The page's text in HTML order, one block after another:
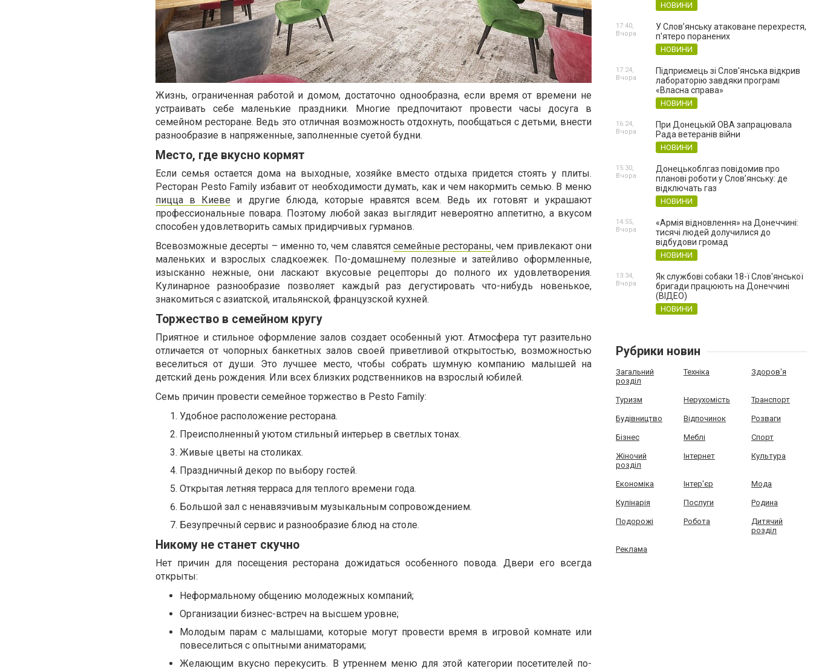
Жизнь, ограниченная работой и домом, достаточно однообразна, если время от времени не
устраивать себе маленькие праздники. Многие предпочитают провести часы досуга в
семейном ресторане. Ведь это отличная возможность отдохнуть, пообщаться с детьми, внести
разнообразие в напряженные, заполненные суетой будни.
Место, где вкусно кормят
Если семья остается дома на выходные, хозяйке вместо отдыха придется стоять у плиты.
Ресторан Pesto Family избавит от необходимости думать, как и чем накормить семью. В меню
пицца в Киеве и другие блюда, которые нравятся всем. Ведь их готовят и украшают
профессиональные повара. Поэтому любой заказ выглядит невероятно аппетитно, а вкусом
способен удовлетворить самых придирчивых гурманов.
Всевозможные десерты – именно то, чем славятся семейные рестораны, чем привлекают они
маленьких и взрослых сладкоежек. По-домашнему полезные и затейливо оформленные,
изысканно нежные, они ласкают вкусовые рецепторы до полного их удовлетворения.
Кулинарное разнообразие позволяет каждый раз дегустировать что-нибудь новенькое,
знакомиться с азиатской, итальянской, французской кухней.
Торжество в семейном кругу
Приятное и стильное оформление залов создает особенный уют. Атмосфера тут разительно
отличается от чопорных банкетных залов своей приветливой открытостью, возможностью
веселиться от души. Это лучшее место, чтобы собрать шумную компанию малышей на
детский день рождения. Или всех близких родственников на взрослый юбилей.
Семь причин провести семейное торжество в Pesto Family:
Удобное расположение ресторана.
Преисполненный уютом стильный интерьер в светлых тонах.
Живые цветы на столиках.
Праздничный декор по выбору гостей.
Открытая летняя терраса для теплого времени года.
Большой зал с ненавязчивым музыкальным сопровождением.
Безупречный сервис и разнообразие блюд на столе.
Никому не станет скучно
Нет причин для посещения ресторана дожидаться особенного повода. Двери его всегда
открыты:
Неформальному общению молодежных компаний;
Организации бизнес-встреч на высшем уровне;
Молодым парам с малышами, которые могут провести время в игровой комнате или
повеселиться с опытными аниматорами;
Желающим вкусно перекусить. В утреннем меню для этой категории посетителей по-
НОВИНИ
У Слов’янську атаковане перехрестя,
п'ятеро поранених
НОВИНИ
17:40,
Вчора
Підприємець зі Слов'янська відкрив
лабораторію завдяки програмі
«Власна справа»
НОВИНИ
17:24,
Вчора
При Донецькій ОВА запрацювала
Рада ветеранів війни
НОВИНИ
16:24,
Вчора
Донецькоблгаз повідомив про
планові роботи у Слов’янську: де
відключать газ
НОВИНИ
15:30,
Вчора
«Армія відновлення» на Донеччині:
тисячі людей долучилися до
відбудови громад
НОВИНИ
14:55,
Вчора
Як службові собаки 18-ї Слов'янської
бригади працюють на Донеччині
(ВІДЕО)
НОВИНИ
13:34,
Вчора
Рубрики новин
Загальний
розділ
Техніка Здоров'я
Туризм Нерухомість Транспорт
Будівництво Відпочинок Розваги
Бізнес Меблі Спорт
Жіночий
розділ
Інтернет Культура
Економіка Інтер'єр Мода
Кулінарія Послуги Родина
Подорожі Робота
Дитячий
розділ
Реклама